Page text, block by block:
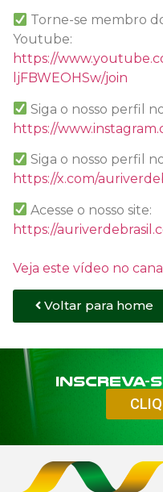
Torne-se membro
Youtube:
https://
ljFBWEOHSw/join
Siga o nosso perfil
https://
Siga o nosso perfil
https://x.com/
Acesse o nosso site:
https://
Veja este vídeo no
Voltar para home
Inscreva-